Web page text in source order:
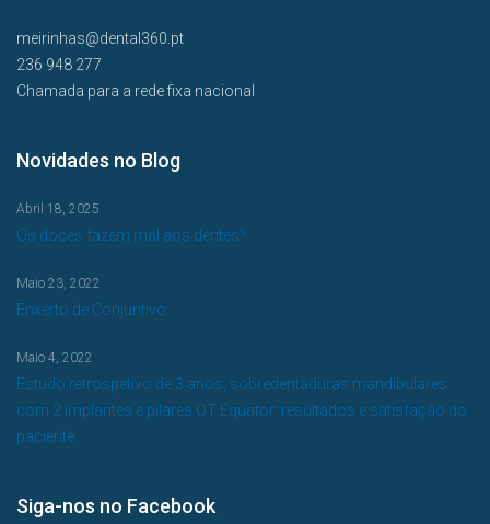
meirinhas@dental360.pt
236 948 277
Chamada para a rede fixa nacional
Novidades no Blog
Os doces fazem mal aos dentes?
Abril 18, 2025
Enxerto de Conjuntivo
Maio 23, 2022
Estudo retrospetivo de 3 anos, sobredentaduras mandibulares
com 2 implantes e pilares OT Equator: resultados e satisfação do
paciente
Maio 4, 2022
Siga-nos no Facebook